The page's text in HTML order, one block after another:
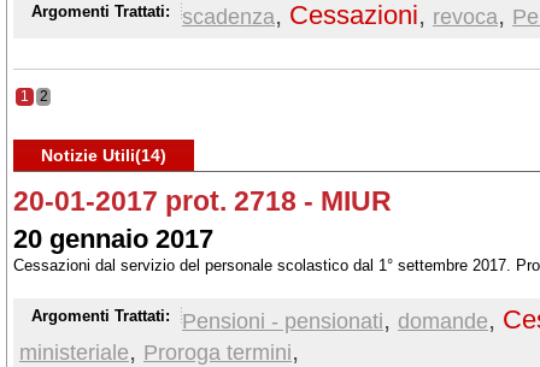
Argomenti Trattati: scadenza, Cessazioni, revoca,
1 2
Notizie Utili(14)
20-01-2017 prot. 2718 - MIUR
20 gennaio 2017
Cessazioni dal servizio del personale scolastico dal 1° settembre 2017.
Argomenti Trattati: Pensioni - pensionati, domande,
ministeriale, Proroga termini,